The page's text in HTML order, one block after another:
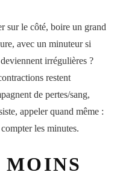
sur le côté, boire un grand
avec un minuteur si
deviennent irrégulières ?
restent
de pertes/sang,
appeler quand même :
les minutes.
MOINS